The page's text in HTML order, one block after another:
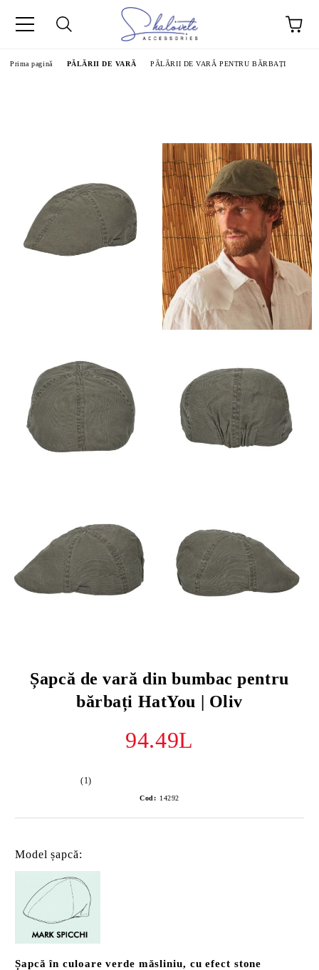
Prima pagină PĂLĂRII DE VARĂ PĂLĂRII DE VARĂ PENTRU BĂRBAȚI
Șapcă de vară din bumbac pentru
bărbați HatYou | Oliv
94.49L
(1)
Cod: 14292
Model șapcă:
Șapcă în culoare verde măsliniu, cu efect stone